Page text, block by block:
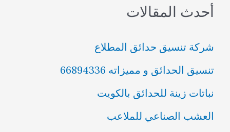
ح
ع
ن
:
أحدث المقالات
شركة تنسيق حدائق المطلاع
تنسيق الحدائق و مميزاته 66894336
نباتات زينة للحدائق بالكويت
العشب الصناعي للملاعب